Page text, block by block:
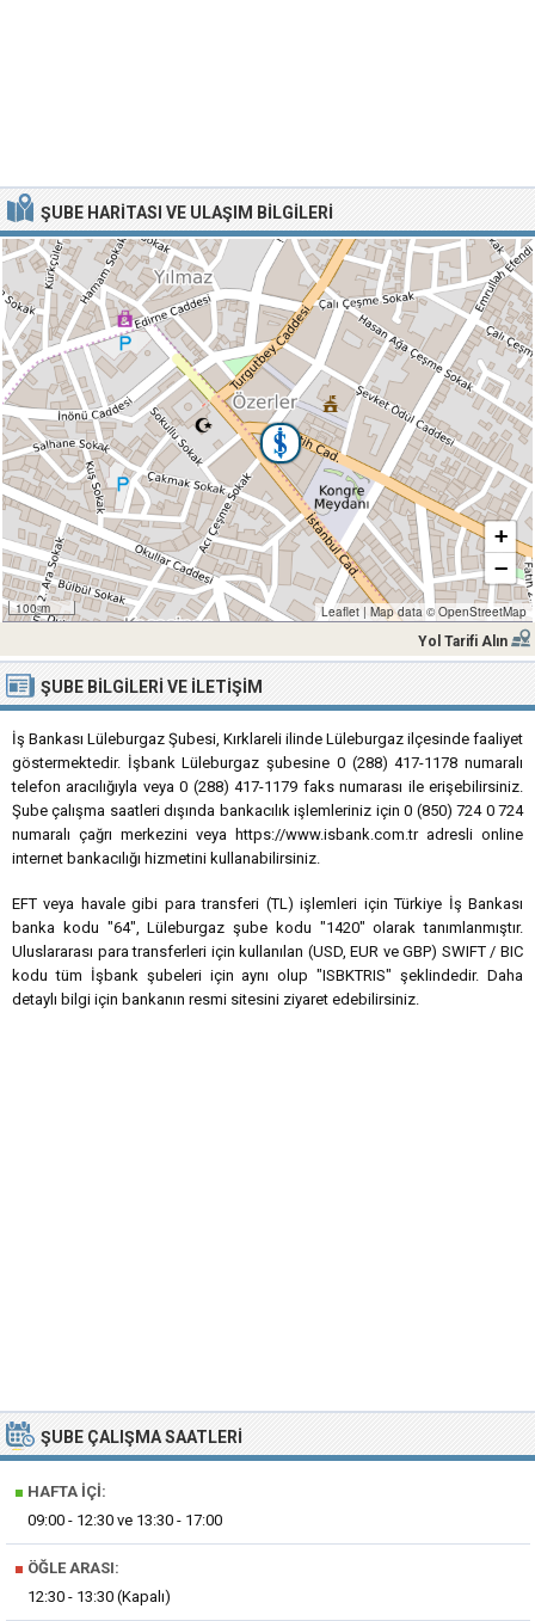
ŞUBE HARITASI VE ULAŞIM BILGILERI
100 m
+
−
Leaflet | Map data ©OpenStreetMap
Yol Tarifi Alın
ŞUBE BILGILERI VE İLETIŞIM
İş Bankası Lüleburgaz Şubesi, Kırklareli ilinde Lüleburgaz ilçesinde faaliyet
göstermektedir. İşbank Lüleburgaz şubesine 0 (288) 417-1178 numaralı
telefon aracılığıyla veya 0 (288) 417-1179 faks numarası ile erişebilirsiniz.
Şube çalışma saatleri dışında bankacılık işlemleriniz için 0 (850) 724 0 724
numaralı çağrı merkezini veya https://www.isbank.com.tr adresli online
internet bankacılığı hizmetini kullanabilirsiniz.
EFT veya havale gibi para transferi (TL) işlemleri için Türkiye İş Bankası
banka kodu "64", Lüleburgaz şube kodu "1420" olarak tanımlanmıştır.
Uluslararası para transferleri için kullanılan (USD, EUR ve GBP) SWIFT / BIC
kodu tüm İşbank şubeleri için aynı olup "ISBKTRIS" şeklindedir. Daha
detaylı bilgi için bankanın resmi sitesini ziyaret edebilirsiniz.
ŞUBE ÇALIŞMA SAATLERI
■ HAFTA İÇI:
09:00 - 12:30 ve 13:30 - 17:00
■ ÖĞLE ARASI:
12:30 - 13:30 (Kapalı)